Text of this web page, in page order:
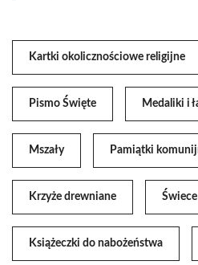
Kartki okolicznościowe religijne
Pismo Święte Medaliki i
Mszały Pamiątki
Krzyże drewniane
Książeczki do nabożeństwa